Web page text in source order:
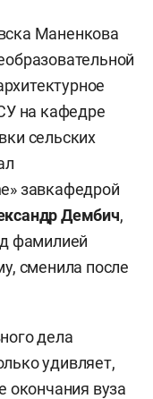
Маненкова
на кафедре
сельских
завкафедрой
Дембич,
фамилией
сменила после
дела
удивляет,
окончания вуза